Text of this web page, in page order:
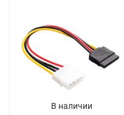
В наличии